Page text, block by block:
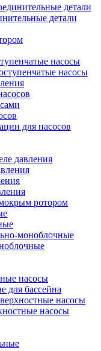
детали
детали
насосы
насосы
для насосов
давления
ротором
моноблочные
насосы
для бассейна
насосы
насосы